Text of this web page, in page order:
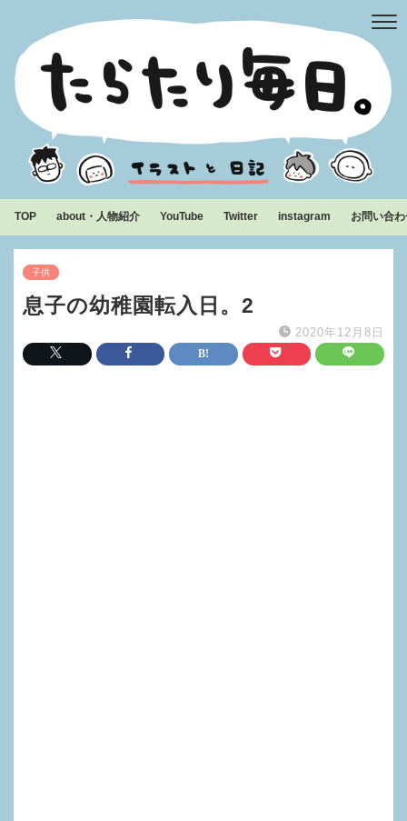
TOP about・人物紹介 YouTube Twitter instagram お問い合
子供
息子の幼稚園転入日。2
2020年12月8日